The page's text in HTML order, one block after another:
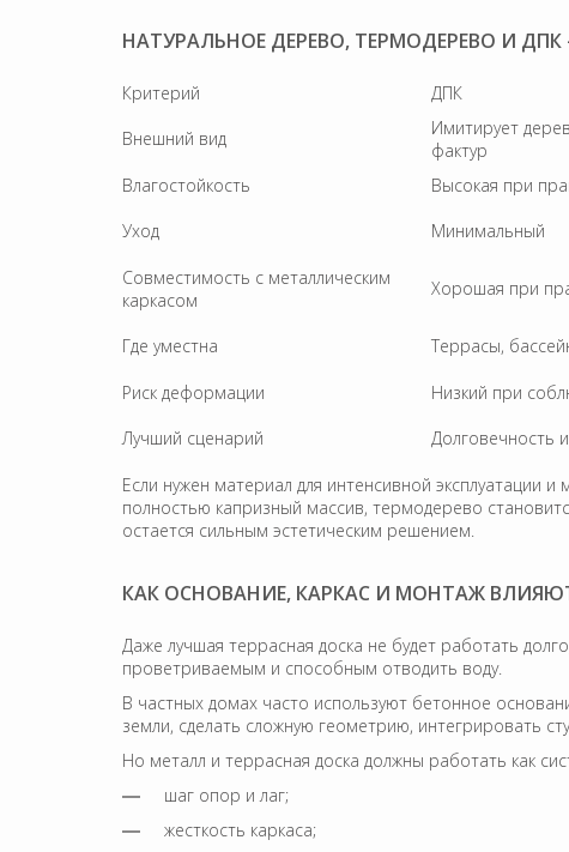
НАТУРАЛЬНОЕ ДЕРЕВО, ТЕРМОДЕРЕВО И ДПК
Критерий ДПК
Внешний вид
Имитирует
фактур
Влагостойкость Высокая при
Уход
Минимальный
Совместимость с металлическим
каркасом
Хорошая при
Где уместна
Террасы,
Риск деформации
Низкий при
Лучший сценарий
Долговечность
Если нужен материал для интенсивной эксплуатации
полностью капризный массив, термодерево
остается сильным эстетическим решением.
КАК ОСНОВАНИЕ, КАРКАС И МОНТАЖ
Даже лучшая террасная доска не будет работать
проветриваемым и способным отводить воду.
В частных домах часто используют бетонное
земли, сделать сложную геометрию, интегрировать
Но металл и террасная доска должны работать как
шаг опор и лаг;
жесткость каркаса;